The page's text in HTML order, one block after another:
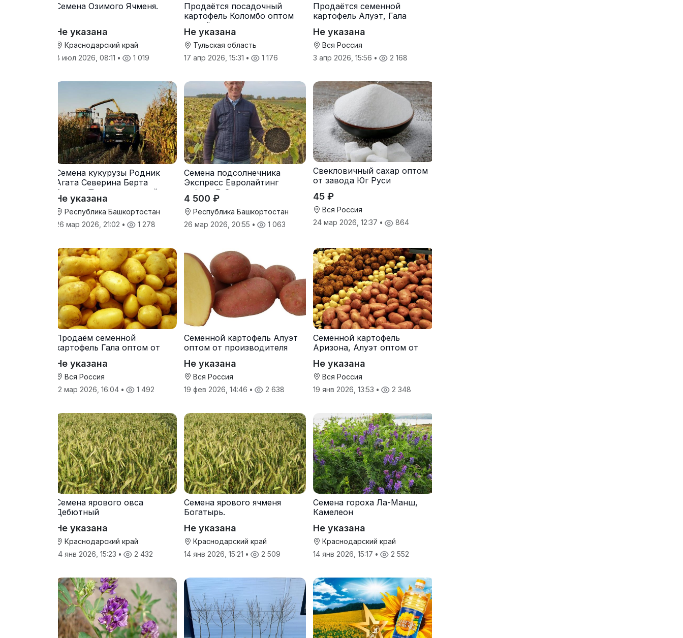
Семена Озимого Ячменя.
Не указана
Краснодарский край
8 июл 2026, 08:11 • 1 019
Продаётся посадочный
картофель Коломбо оптом
от трёх тонн
Не указана
Тульская область
17 апр 2026, 15:31 • 1 176
Продаётся семенной
картофель Алуэт, Гала
Не указана
Вся Россия
3 апр 2026, 15:56 • 2 168
Семена кукурузы Родник
Агата Северина Берта
Вилора Прохладненский
Дарина Росс Машук
Катерина
Не указана
Республика Башкортостан
26 мар 2026, 21:02 • 1 278
Семена подсолнечника
Экспресс Евролайтинг
гибрид F-G+
4 500 ₽
Республика Башкортостан
26 мар 2026, 20:55 • 1 063
Свекловичный сахар оптом
от завода Юг Руси
45 ₽
Вся Россия
24 мар 2026, 12:37 • 864
Продаём семенной
картофель Гала оптом от
Не указана
Вся Россия
12 мар 2026, 16:04 • 1 492
Семенной картофель Алуэт
оптом от производителя
Не указана
Вся Россия
19 фев 2026, 14:46 • 2 638
Семенной картофель
Аризона, Алуэт оптом от
Не указана
Вся Россия
19 янв 2026, 13:53 • 2 348
Семена ярового овса
Дебютный
Не указана
Краснодарский край
14 янв 2026, 15:23 • 2 432
Семена ярового ячменя
Богатырь.
Не указана
Краснодарский край
14 янв 2026, 15:21 • 2 509
Семена гороха Ла-Манш,
Камелеон
Не указана
Краснодарский край
14 янв 2026, 15:17 • 2 552